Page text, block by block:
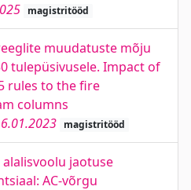
magistritööd
muudatuste mõju
tulepüsivusele. Impact of
rules to the fire
columns
magistritööd
jaotuse
AC-võrgu